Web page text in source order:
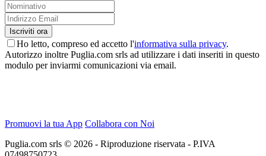
Ho letto, compreso ed accetto l'informativa sulla privacy.
Autorizzo inoltre Puglia.com srls ad utilizzare i dati inseriti in questo
modulo per inviarmi comunicazioni via email.
Promuovi la tua App Collabora con Noi
Puglia.com srls © 2026 - Riproduzione riservata - P.IVA